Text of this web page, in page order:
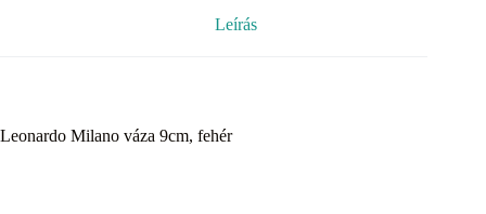
Leírás
Leonardo Milano váza 9cm, fehér